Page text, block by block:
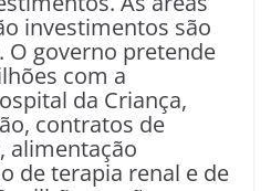
investimentos são
O governo pretende
com a
da Criança,
contratos de
alimentação
de terapia renal e de